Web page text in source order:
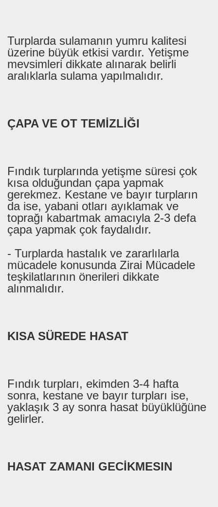
Turplarda sulamanın yumru kalitesi
üzerine büyük etkisi vardır. Yetişme
mevsimleri dikkate alınarak belirli
aralıklarla sulama yapılmalıdır.
ÇAPA VE OT TEMİZLİĞI
Fındık turplarında yetişme süresi çok
kısa olduğundan çapa yapmak
gerekmez. Kestane ve bayır turpların
da ise, yabani otları ayıklamak ve
toprağı kabartmak amacıyla 2-3 defa
çapa yapmak çok faydalıdır.
- Turplarda hastalık ve zararlılarla
mücadele konusunda Zirai Mücadele
teşkilatlarının önerileri dikkate
alınmalıdır.
KISA SÜREDE HASAT
Fındık turpları, ekimden 3-4 hafta
sonra, kestane ve bayır turpları ise,
yaklaşık 3 ay sonra hasat büyüklüğüne
gelirler.
HASAT ZAMANI GECİKMESIN